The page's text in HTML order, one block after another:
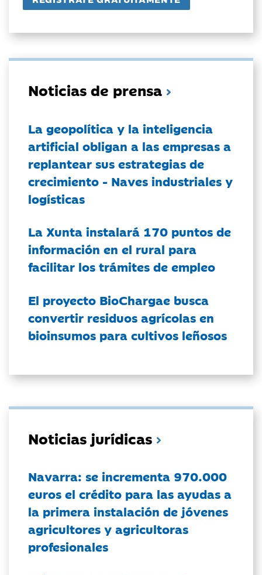
Noticias de prensa
La geopolítica y la inteligencia
artificial obligan a las empresas a
replantear sus estrategias de
crecimiento - Naves industriales y
logísticas
La Xunta instalará 170 puntos de
información en el rural para
facilitar los trámites de empleo
El proyecto BioChargae busca
convertir residuos agrícolas en
bioinsumos para cultivos leñosos
Noticias jurídicas
Navarra: se incrementa 970.000
euros el crédito para las ayudas a
la primera instalación de jóvenes
agricultores y agricultoras
profesionales